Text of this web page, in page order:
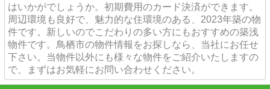
はいかがでしょうか。初期費用のカード決済ができます。
周辺環境も良好で、魅力的な住環境のある、2023年築の物
件です。新しいのでこだわりの多い方にもおすすめの築浅
物件です。鳥栖市の物件情報をお探しなら、当社にお任せ
下さい。当物件以外にも様々な物件をご紹介いたしますの
で、まずはお気軽にお問い合わせください。